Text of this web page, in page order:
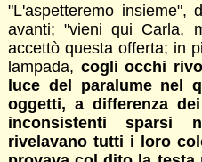
"L'aspetteremo insieme",
avanti; "vieni qui Carla,
accettò questa offerta; in
lampada, cogli occhi
luce del paralume nel
oggetti, a differenza
inconsistenti sparsi
rivelavano tutti i loro